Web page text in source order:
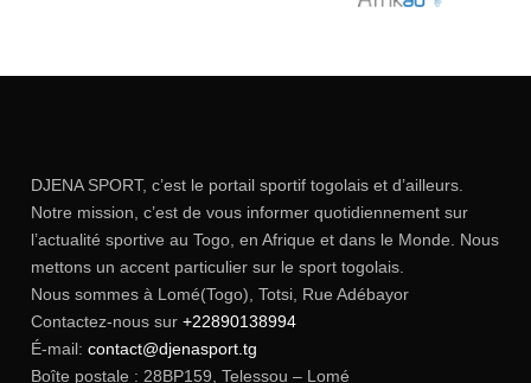
DJENA SPORT, c’est le portail sportif togolais et d’ailleurs.
Notre mission, c’est de vous informer quotidiennement sur
l’actualité sportive au Togo, en Afrique et dans le Monde. Nous
mettons un accent particulier sur le sport togolais.
Nous sommes à Lomé(Togo), Totsi, Rue Adébayor
Contactez-nous sur +22890138994
É-mail: contact@djenasport.tg
Boîte postale : 28BP159, Telessou – Lomé